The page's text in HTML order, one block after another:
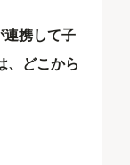
連携して子
、どこから